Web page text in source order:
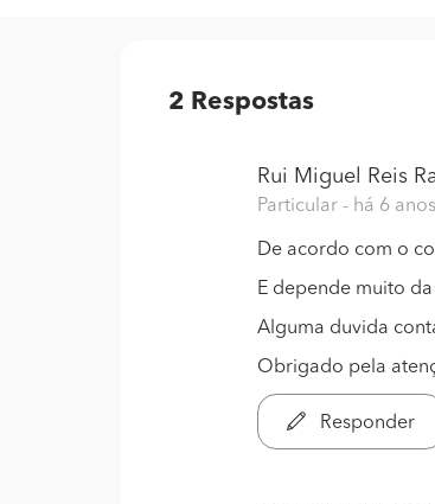
2 Respostas
Rui Miguel Reis
Particular - há 6 anos
De acordo com o
E depende muito
Alguma duvida
Obrigado pela
Responder